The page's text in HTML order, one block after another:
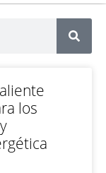
los